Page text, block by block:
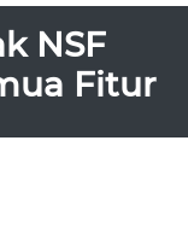
NSF
Fitur